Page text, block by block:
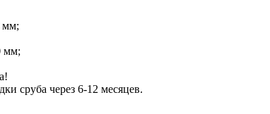
мм;
мм;
сруба через 6-12 месяцев.